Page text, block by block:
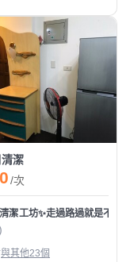
潔
/次
潔工坊✨走過路過就是不要
與其他23個